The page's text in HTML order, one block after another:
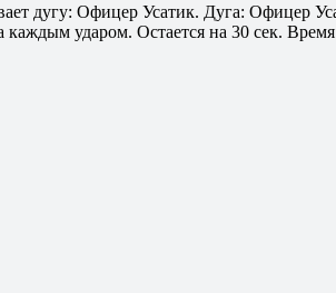
дугу: Офицер Усатик. Дуга: Офицер
ударом. Остается на 30 сек.